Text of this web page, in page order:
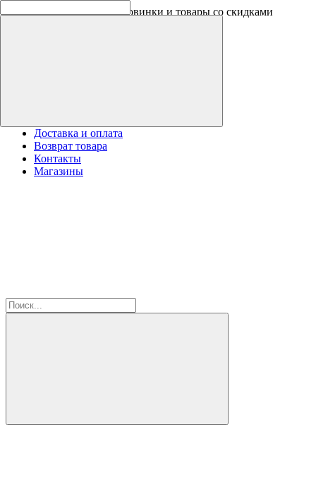
Скидки на новинки до -30%
Доставка и оплата
Возврат товара
Контакты
Магазины